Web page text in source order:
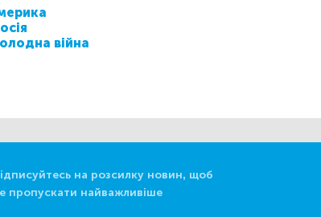
війна
на розсилку новин, щоб
пропускати найважливіше